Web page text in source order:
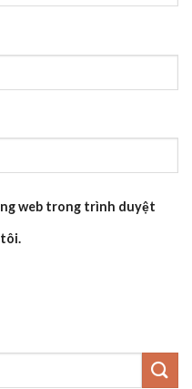
web trong trình duyệt